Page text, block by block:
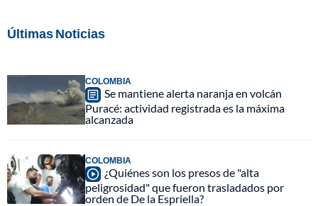
Últimas Noticias
COLOMBIA
Se mantiene alerta naranja en volcán
Puracé: actividad registrada es la máxima
alcanzada
COLOMBIA
¿Quiénes son los presos de "alta
peligrosidad" que fueron trasladados por
orden de De la Espriella?